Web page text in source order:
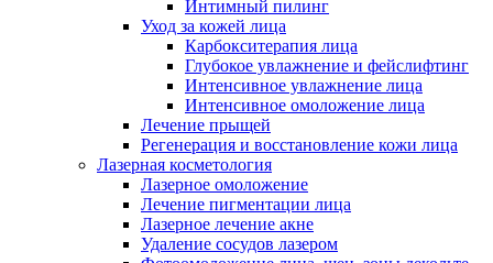
Интимный пилинг
Уход за кожей лица
Карбокситерапия лица
Глубокое увлажнение и фейслифтинг
Интенсивное увлажнение лица
Интенсивное омоложение лица
Лечение прыщей
Регенерация и восстановление кожи лица
Лазерная косметология
Лазерное омоложение
Лечение пигментации лица
Лазерное лечение акне
Удаление сосудов лазером